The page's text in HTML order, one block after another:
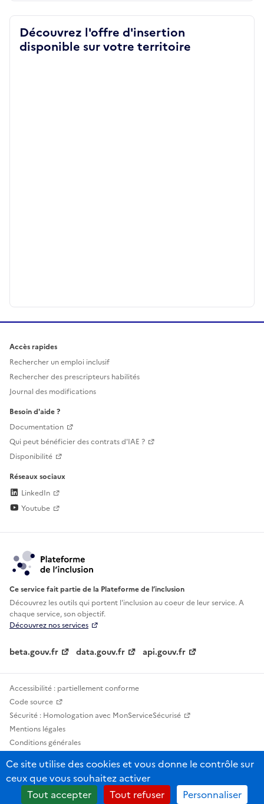
Découvrez l'offre d'insertion
disponible sur votre territoire
Accès rapides
Rechercher un emploi inclusif
Rechercher des prescripteurs habilités
Journal des modifications
Besoin d'aide ?
Documentation
Qui peut bénéficier des contrats d'IAE ?
Disponibilité
Réseaux sociaux
LinkedIn
Youtube
Ce service fait partie de la Plateforme de l’inclusion
Découvrez les outils qui portent l'inclusion aucoeur de leur service. A
chaque service, son objectif.
Découvrez nos services
beta.gouv.fr data.gouv.fr api.gouv.fr
Accessibilité : partiellement conforme
Code source
Sécurité : Homologation avec MonServiceSécurisé
Mentions légales
Conditions générales
Statistiques, lexiques et indicateurs
Sauf mention contraire, tous les contenus de ce site sont sous licence
etalab-2.0
Ce site utilise des cookies et vous donne le contrôle sur
ceux que vous souhaitez activer
Tout accepter
Tout refuser Personnaliser